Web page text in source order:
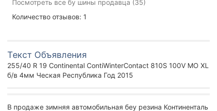
Посмотреть все бу шины продавца (35)
Количество отзывов: 1
Текст Объявления
255/40 R 19 Continental ContiWinterContact 810S 100V MO XL
б/в 4мм Ческая Республика Год 2015
В продаже зимняя автомобильная беу резина Континенталь